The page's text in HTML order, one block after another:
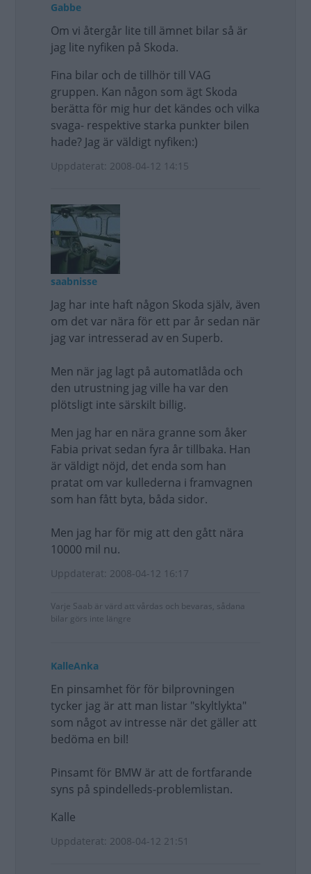
Gabbe
Om vi återgår lite till ämnet bilar så är
jag lite nyfiken på Skoda.
Fina bilar och de tillhör till VAG
gruppen. Kan någon som ägt Skoda
berätta för mig hur det kändes och vilka
svaga- respektive starka punkter bilen
hade? Jag är väldigt nyfiken:)
Uppdaterat: 2008-04-12 14:15
saabnisse
Jag har inte haft någon Skoda själv, även
om det var nära för ett par år sedan när
jag var intresserad av en Superb.
Men när jag lagt på automatlåda och
den utrustning jag ville ha var den
plötsligt inte särskilt billig.
Men jag har en nära granne som åker
Fabia privat sedan fyra år tillbaka. Han
är väldigt nöjd, det enda som han
pratat om var kullederna i framvagnen
som han fått byta, båda sidor.
Men jag har för mig att den gått nära
10000 mil nu.
Uppdaterat: 2008-04-12 16:17
Varje Saab är värd att vårdas och bevaras, sådana
bilar görs inte längre
KalleAnka
En pinsamhet för för bilprovningen
tycker jag är att man listar "skyltlykta"
som något av intresse när det gäller att
bedöma en bil!
Pinsamt för BMW är att de fortfarande
syns på spindelleds-problemlistan.
Kalle
Uppdaterat: 2008-04-12 21:51